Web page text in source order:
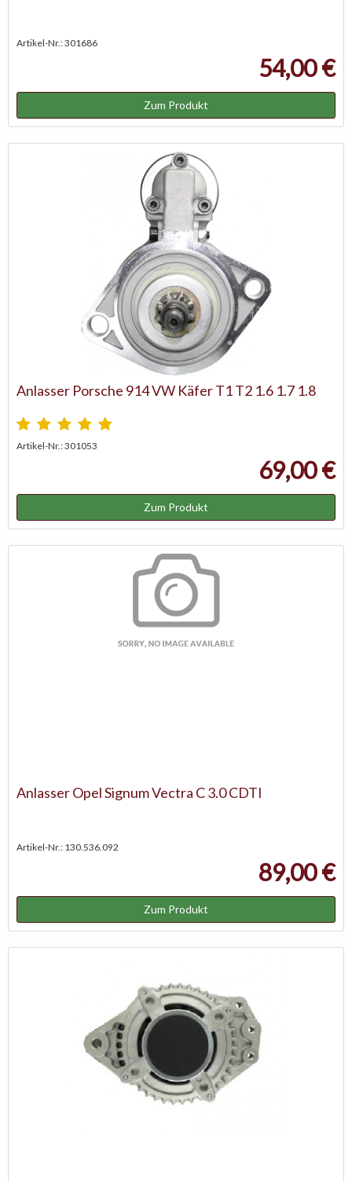
Artikel-Nr.: 301686
54,00 €
Zum Produkt
Anlasser Porsche 914 VW Käfer T1 T2 1.6 1.7 1.8
Artikel-Nr.: 301053
69,00 €
Zum Produkt
Anlasser Opel Signum Vectra C 3.0 CDTI
Artikel-Nr.: 130.536.092
89,00 €
Zum Produkt